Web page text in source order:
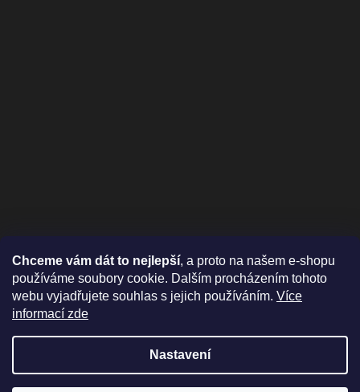
Chceme vám dát to nejlepší, a proto na našem e-shopu
používáme soubory cookie. Dalším procházením tohoto
webu vyjadřujete souhlas s jejich používáním. Více
informací zde
Nastavení